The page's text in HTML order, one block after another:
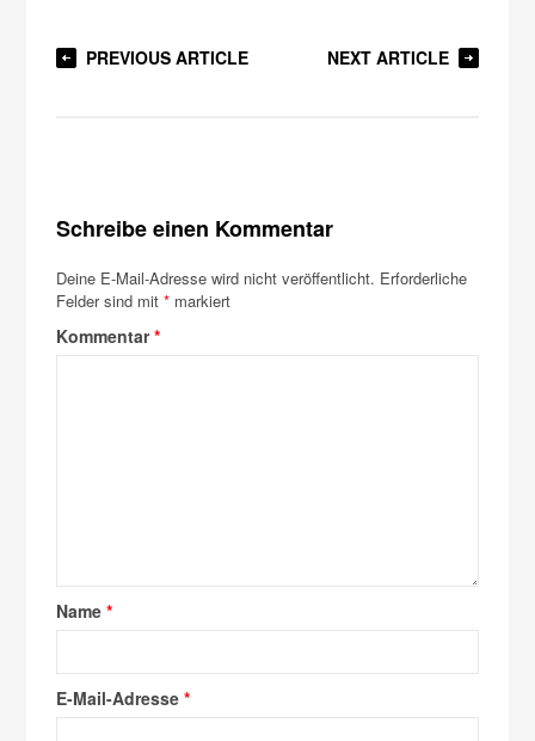
PREVIOUS ARTICLE NEXT ARTICLE
Schreibe einen Kommentar
Deine E-Mail-Adresse wird nicht veröffentlicht. Erforderliche
Felder sind mit* markiert
Kommentar*
Name*
E-Mail-Adresse*